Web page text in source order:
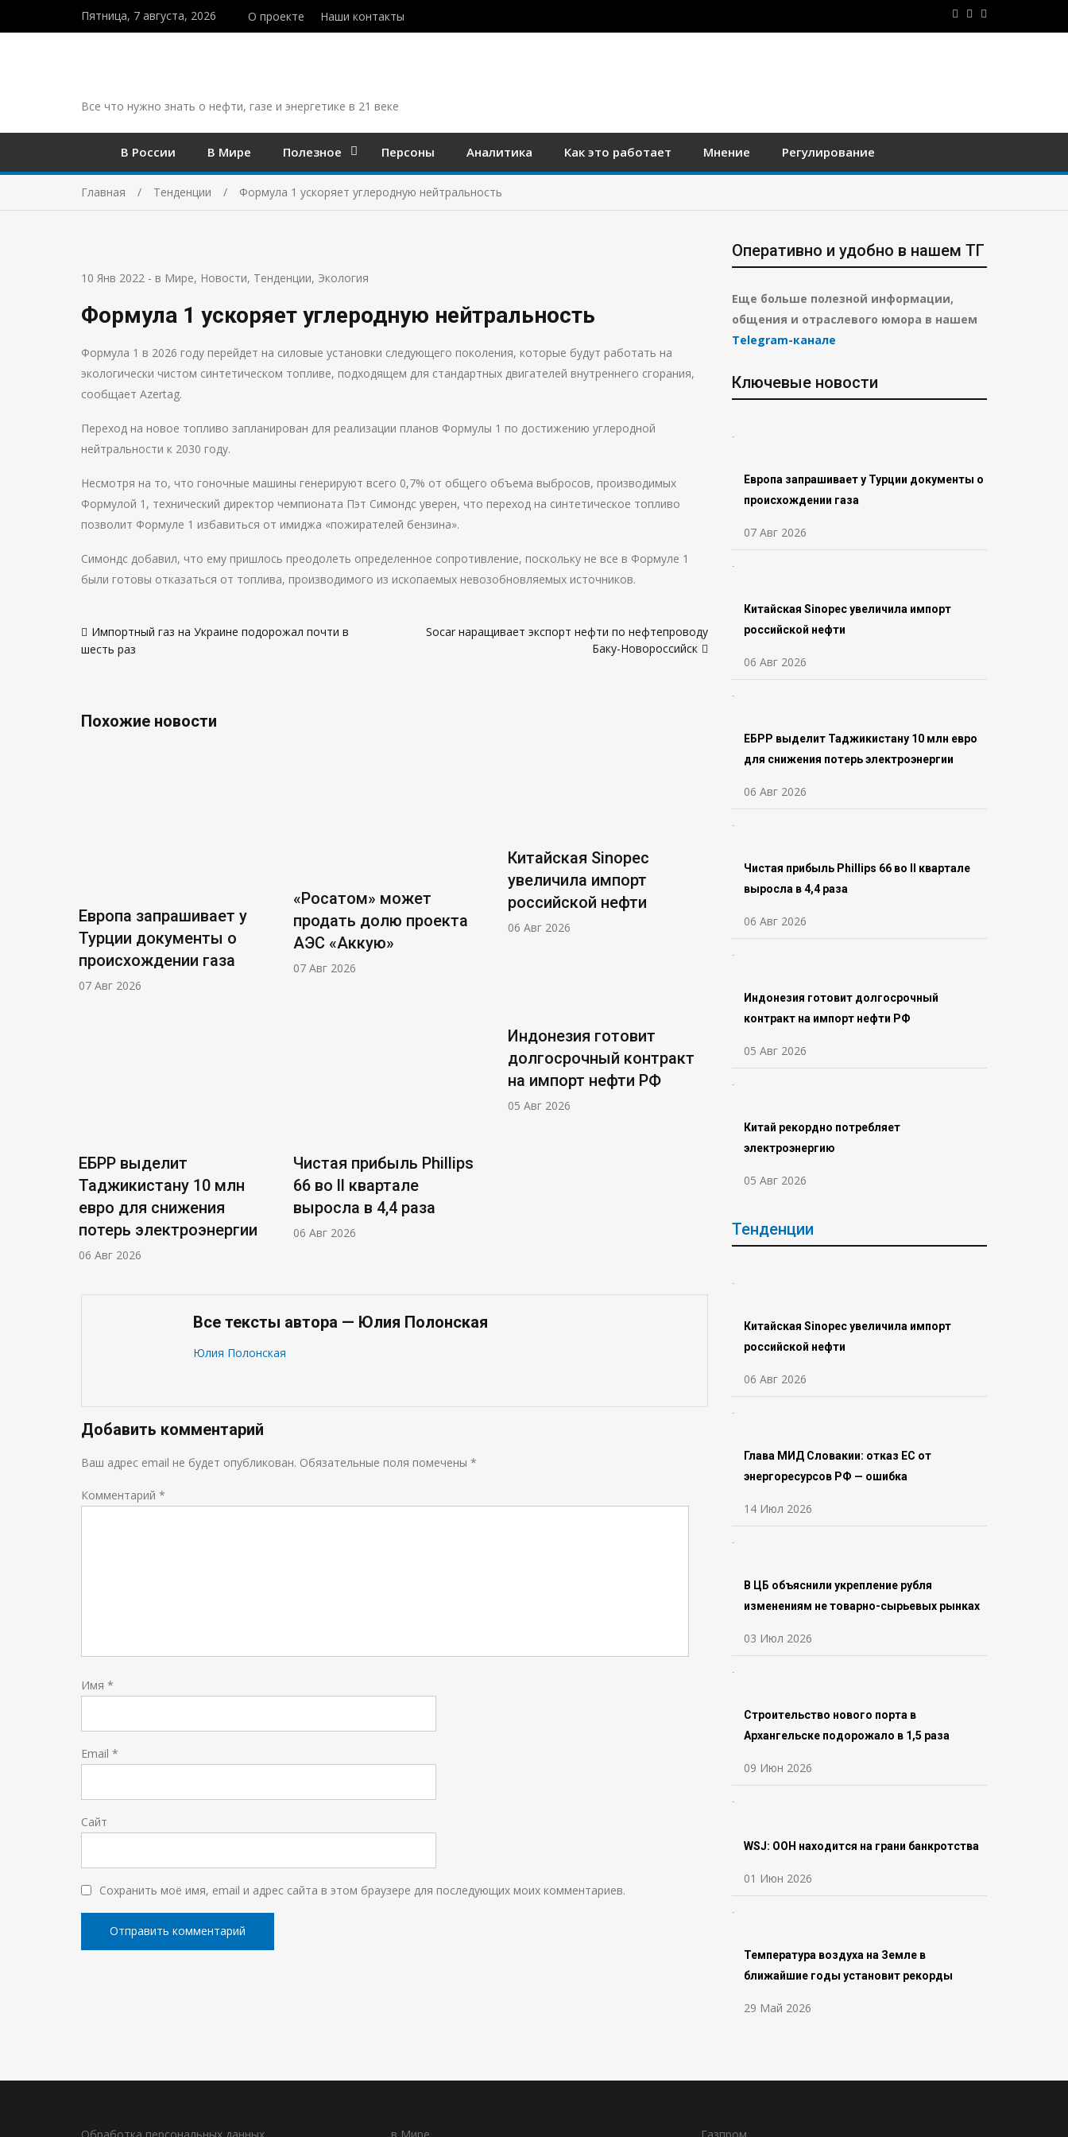
Пятница, 7 августа, 2026 О проекте Наши контакты
Все что нужно знать о нефти, газе и энергетике в 21 веке
В России В Мире Полезное Персоны Аналитика Как это работает Мнение Регулирование
Главная Тенденции Формула 1 ускоряет углеродную нейтральность
10 Янв 2022 - в Мире, Новости, Тенденции, Экология
Формула 1 ускоряет углеродную нейтральность
Формула 1 в 2026 году перейдет на силовые установки следующего поколения, которые будут работать на
экологически чистом синтетическом топливе, подходящем для стандартных двигателей внутреннего сгорания,
сообщает Azertag.
Переход на новое топливо запланирован для реализации планов Формулы 1 по достижению углеродной
нейтральности к 2030 году.
Несмотря на то, что гоночные машины генерируют всего 0,7% от общего объема выбросов, производимых
Формулой 1, технический директор чемпионата Пэт Симондс уверен, что переход на синтетическое топливо
позволит Формуле 1 избавиться от имиджа «пожирателей бензина».
Симондс добавил, что ему пришлось преодолеть определенное сопротивление, поскольку не все в Формуле 1
были готовы отказаться от топлива, производимого из ископаемых невозобновляемых источников.
поИмпортный газ на Украине подорожал почти в
шесть раз
Socar наращивает экспорт нефти по нефтепроводу
Баку-Новороссийск
Похожие новости
Европа запрашивает у
Турции документы о
происхождении газа
07 Авг 2026
«Росатом» может
продать долю проекта
АЭС «Аккую»
07 Авг 2026
Китайская Sinopec
увеличила импорт
российской нефти
06 Авг 2026
ЕБРР выделит
Таджикистану 10 млн
евро для снижения
потерь электроэнергии
06 Авг 2026
Чистая прибыль Phillips
66 во ll квартале
выросла в 4,4 раза
06 Авг 2026
Индонезия готовит
долгосрочный контракт
на импорт нефти РФ
05 Авг 2026
Все тексты автора — Юлия Полонская
Юлия Полонская
Добавить комментарий
Ваш адрес email не будет опубликован. Обязательные поля помечены *
Комментарий *
Имя *
Email *
Сайт
Сохранить моё имя, email и адрес сайта в этом браузере для последующих моих комментариев.
Оперативно и удобно в нашем ТГ
Еще больше полезной информации,
общения и отраслевого юмора в нашем
Telegram-канале
Ключевые новости
Европа запрашивает у Турции документы о
происхождении газа
07 Авг 2026
Китайская Sinopec увеличила импорт
российской нефти
06 Авг 2026
ЕБРР выделит Таджикистану 10 млн евро
для снижения потерь электроэнергии
06 Авг 2026
Чистая прибыль Phillips 66 во ll квартале
выросла в 4,4 раза
06 Авг 2026
Индонезия готовит долгосрочный
контракт на импорт нефти РФ
05 Авг 2026
Китай рекордно потребляет
электроэнергию
05 Авг 2026
Тенденции
Китайская Sinopec увеличила импорт
российской нефти
06 Авг 2026
Глава МИД Словакии: отказ ЕС от
энергоресурсов РФ — ошибка
14 Июл 2026
В ЦБ объяснили укрепление рубля
изменениям не товарно-сырьевых рынках
03 Июл 2026
Строительство нового порта в
Архангельске подорожало в 1,5 раза
09 Июн 2026
WSJ: ООН находится на грани банкротства
01 Июн 2026
Температура воздуха на Земле в
ближайшие годы установит рекорды
29 Май 2026